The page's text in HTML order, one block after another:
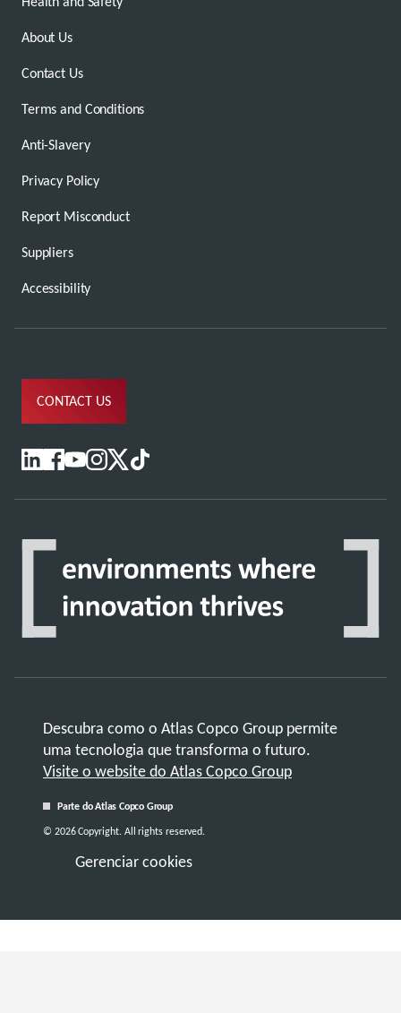
About Us
Contact Us
Terms and Conditions
Anti-Slavery
Privacy Policy
Report Misconduct
Suppliers
Accessibility
CONTACT US
Descubra como o Atlas Copco Group permite
uma tecnologia que transforma o futuro.
Visite o website do Atlas Copco Group
Parte do Atlas Copco Group
Gerenciar cookies
© 2026 Copyright. All rights reserved.